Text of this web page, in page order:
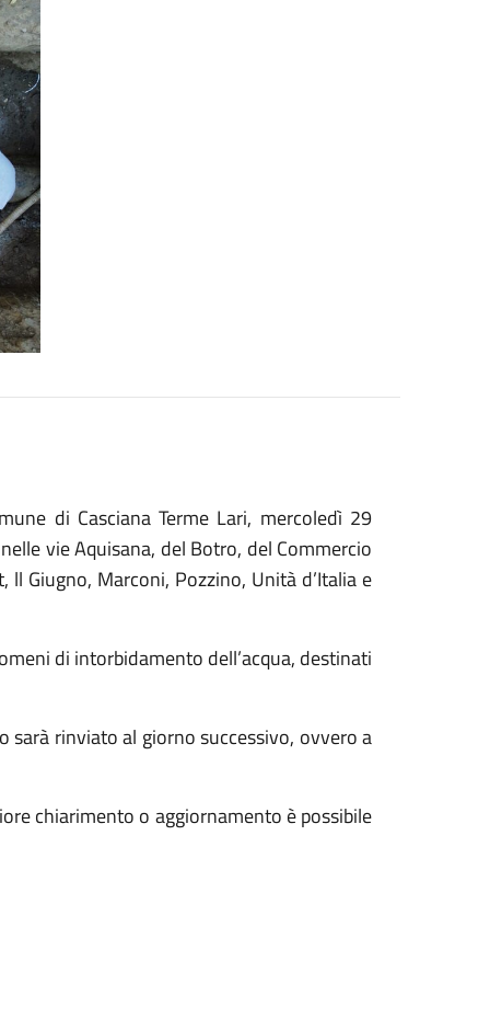
di Casciana Terme Lari, mercoledì 29
vie Aquisana, del Botro, del Commercio
ll Giugno, Marconi, Pozzino, Unità d’Italia e
di intorbidamento dell’acqua, destinati
sarà rinviato al giorno successivo, ovvero a
chiarimento o aggiornamento è possibile